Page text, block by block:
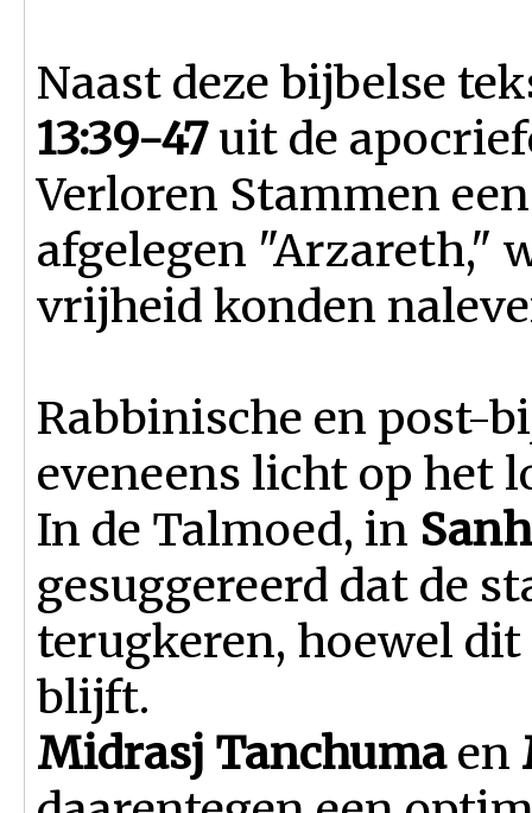
Naast deze bijbelse
13:39-47uit de
Verloren Stammen
afgelegen "Arzareth,"
vrijheid konden
Rabbinische en post-
eveneens licht op het
In de Talmoed, in
gesuggereerd dat de
terugkeren, hoewel
blijft.
Midrasj Tanchumaen